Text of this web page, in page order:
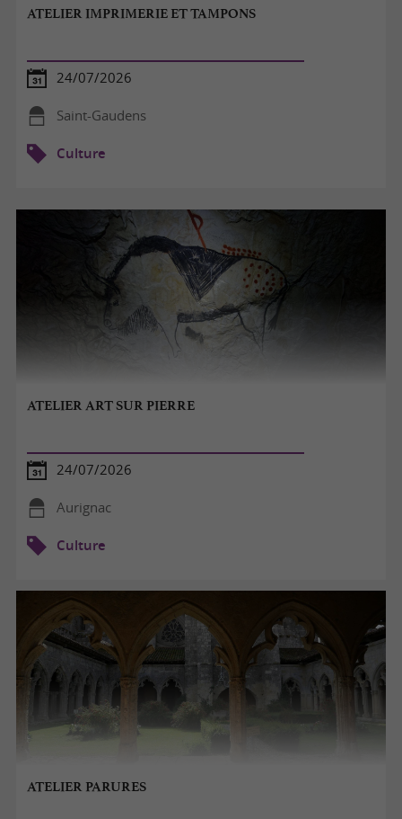
ATELIER IMPRIMERIE ET TAMPONS
24/07/2026
Saint-Gaudens
Culture
ATELIER ART SUR PIERRE
24/07/2026
Aurignac
Culture
ATELIER PARURES